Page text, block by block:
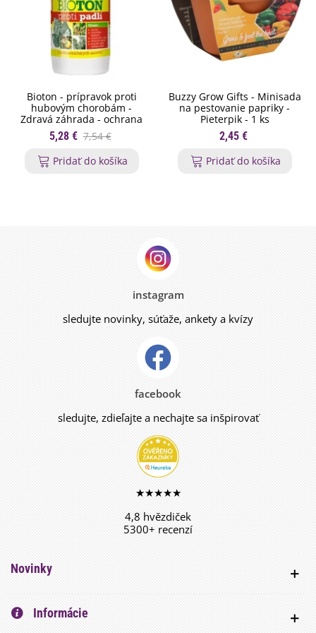
Bioton - prípravok proti
hubovým chorobám -
Zdravá záhrada - ochrana
rastlín - 200 ml
5,28 € 7,54 €
Pridať do košíka
Buzzy Grow Gifts - Minisada
na pestovanie papriky -
Pieterpik - 1 ks
2,45 €
Pridať do košíka
instagram
sledujte novinky, súťaže, ankety a kvízy
facebook
sledujte, zdieľajte a nechajte sa inšpirovať
★★★★★
4,8 hvězdiček
5300+ recenzí
Novinky
Informácie